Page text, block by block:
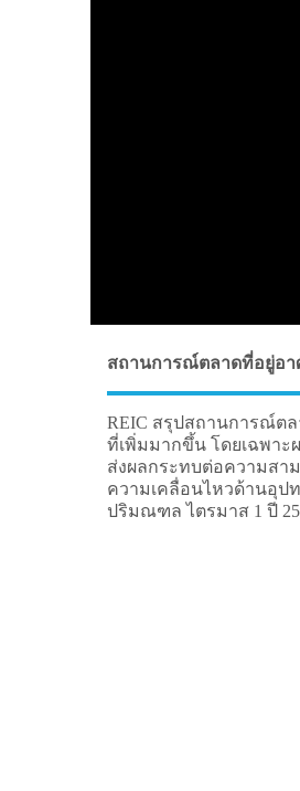
สถานการณ์ตลาดที่อยู่อา
REIC สรุปสถานการณ์ต
ที่เพิ่มมากขึ้น โดยเฉพาะ
ส่งผลกระทบต่อความสา
ความเคลื่อนไหวด้านอุป
ปริมณฑล ไตรมาส 1 ปี